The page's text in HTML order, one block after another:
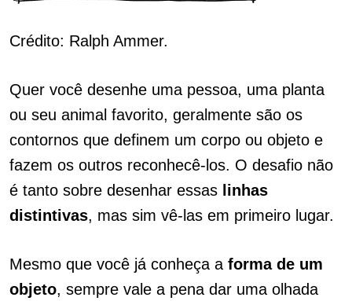
Crédito: Ralph Ammer.
Quer você desenhe uma pessoa, uma planta
ou seu animal favorito, geralmente são os
contornos que definem um corpo ou objeto e
fazem os outros reconhecê-los. O desafio não
é tanto sobre desenhar essas linhas
distintivas, mas sim vê-las em primeiro lugar.
Mesmo que você já conheça a forma de um
objeto, sempre vale a pena dar uma olhada